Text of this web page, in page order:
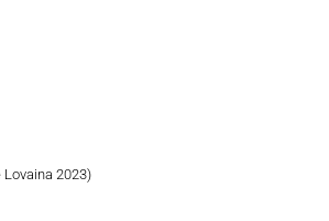
2023)